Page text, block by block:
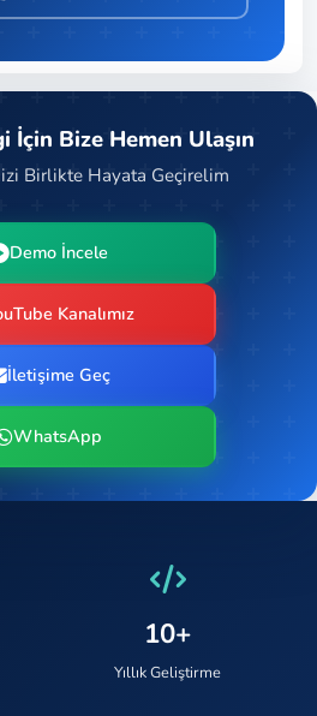
İçin Bize Hemen Ulaşın
Birlikte Hayata Geçirelim
Demo İncele
Kanalımız
İletişime Geç
WhatsApp
10+
Yıllık Geliştirme